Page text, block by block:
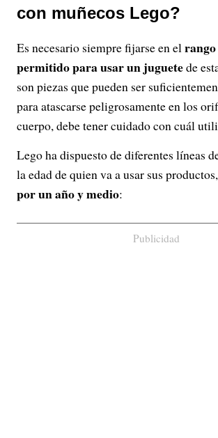
con muñecos Lego?
Es necesario siempre fijarse en el
permitido para usar un juguetede
son piezas que pueden ser
para atascarse peligrosamente en los
cuerpo, debe tener cuidado con cuál
Lego ha dispuesto de diferentes líneas
la edad de quien va a usar sus productos,
por un año y medio:
Publicidad